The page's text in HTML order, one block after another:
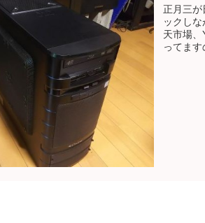
正月三が
ックし
天市場
ってま